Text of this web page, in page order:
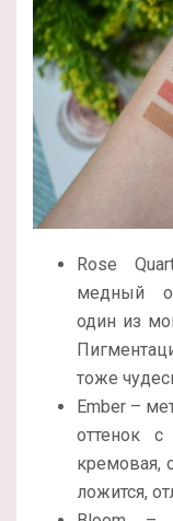
Rose
медный
один из
тоже
Ember –
оттенок
кремовая,
ложится,